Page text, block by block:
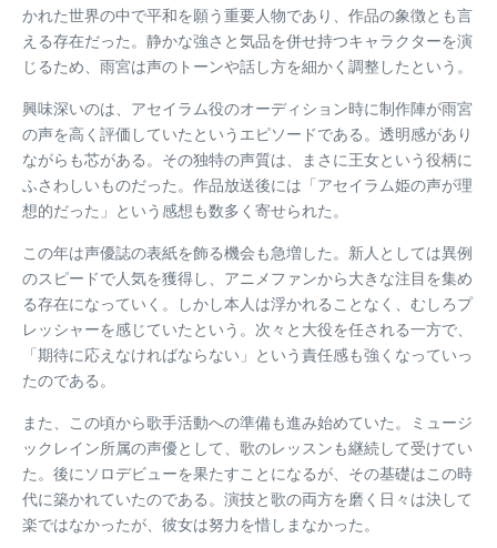
かれた世界の中で平和を願う重要人物であり、作品の象徴とも言
える存在だった。静かな強さと気品を併せ持つキャラクターを演
じるため、雨宮は声のトーンや話し方を細かく調整したという。
興味深いのは、アセイラム役のオーディション時に制作陣が雨宮
の声を高く評価していたというエピソードである。透明感があり
ながらも芯がある。その独特の声質は、まさに王女という役柄に
ふさわしいものだった。作品放送後には「アセイラム姫の声が理
想的だった」という感想も数多く寄せられた。
この年は声優誌の表紙を飾る機会も急増した。新人としては異例
のスピードで人気を獲得し、アニメファンから大きな注目を集め
る存在になっていく。しかし本人は浮かれることなく、むしろプ
レッシャーを感じていたという。次々と大役を任される一方で、
「期待に応えなければならない」という責任感も強くなっていっ
たのである。
また、この頃から歌手活動への準備も進み始めていた。ミュージ
ックレイン所属の声優として、歌のレッスンも継続して受けてい
た。後にソロデビューを果たすことになるが、その基礎はこの時
代に築かれていたのである。演技と歌の両方を磨く日々は決して
楽ではなかったが、彼女は努力を惜しまなかった。